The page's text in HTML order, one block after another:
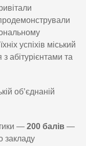
успіхів міський
абітурієнтами та
об’єднаній
— 200 балів —
закладу